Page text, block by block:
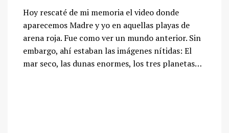
Hoy rescaté de mi memoria el video donde
aparecemos Madre y yo en aquellas playas de
arena roja. Fue como ver un mundo anterior. Sin
embargo, ahí estaban las imágenes nítidas: El
mar seco, las dunas enormes, los tres planetas…